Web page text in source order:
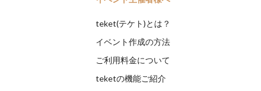
teket(テケト)とは？
イベント作成の方法
ご利用料金について
teketの機能ご紹介